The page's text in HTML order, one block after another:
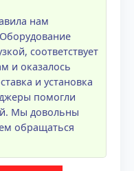
нам
соответствует
и оказалось
и установка
помогли
Мы довольны
обращаться